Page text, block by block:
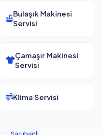
Bulaşık Makinesi
Servisi
Çamaşır Makinesi
Servisi
Klima Servisi
/ Saruhanlı